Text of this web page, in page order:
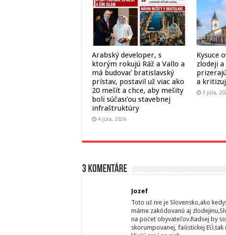
Arabský developer, s
ktorým rokujú Ráž a Vallo a
má budovať bratislavský
prístav, postavil už viac ako
20 mešít a chce, aby mešity
boli súčasťou stavebnej
infraštruktúry
4 júla, 2026
Kysuce
zlodeji
a
3 júla,
3 komentáre
Jozef
Toto už nie je Slovensko,ako
máme zakódovanú aj
na počet obyvateľov.Radsej by
skorumpovanej, fašistickej